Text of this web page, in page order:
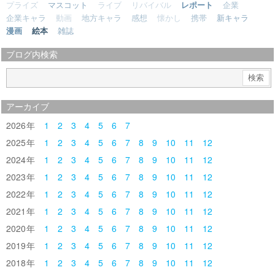
プライズ
マスコット ライブ リバイバル レポート
企業
企業キャラ
動画 地方キャラ 感想 懐かし 携帯
新キャラ
漫画
絵本 雑誌
ブログ内検索
アーカイブ
2026 1 2 3 4 5 6
7
2025
1 2 3 4 5 6 7 8 9 10 11
12
2024
1 2 3 4 5 6 7 8 9 10 11
12
2023
1 2 3 4 5 6 7 8 9 10 11
12
2022
1 2 3 4 5 6 7 8 9 10 11
12
2021
1 2 3 4 5 6 7 8 9 10 11
12
2020
1 2 3 4 5 6 7 8 9 10 11
12
2019
1 2 3 4 5 6 7 8 9 10 11
12
2018
1 2 3 4 5 6 7 8 9 10 11
12